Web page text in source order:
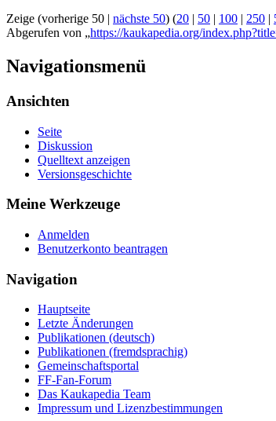
Zeige (vorherige 50 | nächste 50) (20 | 50 | 100 | 250 |
Abgerufen von „https://kaukapedia.org/
Navigationsmenü
Ansichten
Seite
Diskussion
Quelltext anzeigen
Versionsgeschichte
Meine Werkzeuge
Anmelden
Benutzerkonto beantragen
Navigation
Hauptseite
Letzte Änderungen
Publikationen (deutsch)
Publikationen (fremdsprachig)
Gemeinschaftsportal
FF-Fan-Forum
Das Kaukapedia Team
Impressum und Lizenzbestimmungen